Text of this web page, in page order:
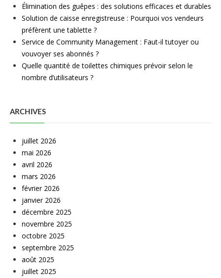
Élimination des guêpes : des solutions efficaces et durables
Solution de caisse enregistreuse : Pourquoi vos vendeurs
préfèrent une tablette ?
Service de Community Management : Faut-il tutoyer ou
vouvoyer ses abonnés ?
Quelle quantité de toilettes chimiques prévoir selon le
nombre d’utilisateurs ?
ARCHIVES
juillet 2026
mai 2026
avril 2026
mars 2026
février 2026
janvier 2026
décembre 2025
novembre 2025
octobre 2025
septembre 2025
août 2025
juillet 2025